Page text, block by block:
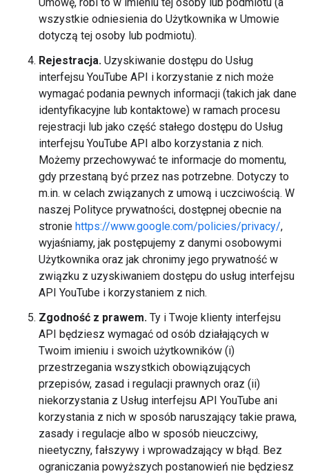
wszystkie odniesienia do Użytkownika w Umowie
dotyczą tej osoby lub podmiotu).
Rejestracja. Uzyskiwanie dostępu do Usług
interfejsu YouTube API i korzystanie z nich może
wymagać podania pewnych informacji (takich jak dane
identyfikacyjne lub kontaktowe) w ramach procesu
rejestracji lub jako część stałego dostępu do Usług
interfejsu YouTube API albo korzystania z nich.
Możemy przechowywać te informacje do momentu,
gdy przestaną być przez nas potrzebne. Dotyczy to
m.in. w celach związanych z umową i uczciwością. W
naszej Polityce prywatności, dostępnej obecnie na
stronie https://www.google.com/policies/privacy/,
wyjaśniamy, jak postępujemy z danymi osobowymi
Użytkownika oraz jak chronimy jego prywatność w
związku z uzyskiwaniem dostępu do usług interfejsu
API YouTube i korzystaniem z nich.
Zgodność z prawem. Ty i Twoje klienty interfejsu
API będziesz wymagać od osób działających w
Twoim imieniu i swoich użytkowników (i)
przestrzegania wszystkich obowiązujących
przepisów, zasad i regulacji prawnych oraz (ii)
niekorzystania z Usług interfejsu API YouTube ani
korzystania z nich w sposób naruszający takie prawa,
zasady i regulacje albo w sposób nieuczciwy,
nieetyczny, fałszywy i wprowadzający w błąd. Bez
ograniczania powyższych postanowień nie będziesz